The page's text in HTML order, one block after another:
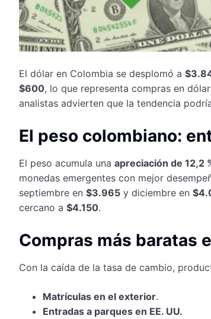
El dólar en Colombia se desplomó a
$600, lo que representa compras en
analistas advierten que la tendencia
El peso colombiano:
El peso acumula una apreciación de 12,2
monedas emergentes con mejor
septiembre en $3.965 y diciembre en
cercano a $4.150.
Compras más baratas
Con la caída de la tasa de cambio,
Matrículas en el exterior.
Entradas a parques en EE. UU.